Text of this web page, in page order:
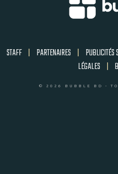
STAFF | PARTENAIRES | PUBLICITÉS
LÉGALES |
© 2026 BUBBLE BD -